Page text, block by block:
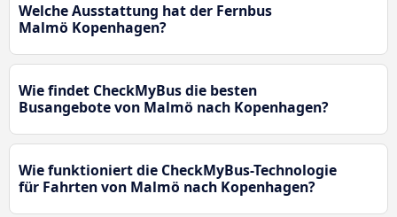
Welche Ausstattung hat der Fernbus
Malmö Kopenhagen?
Wie findet CheckMyBus die besten
Busangebote von Malmö nach Kopenhagen?
Wie funktioniert die CheckMyBus-Technologie
für Fahrten von Malmö nach Kopenhagen?